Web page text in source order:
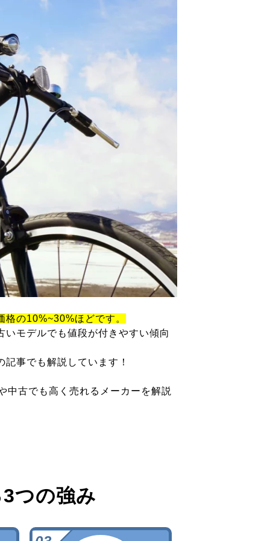
格の10%~30%ほどです。
モデルでも値段が付きやすい傾向
事でも解説しています！
中古でも高く売れるメーカーを解説
3つの強み